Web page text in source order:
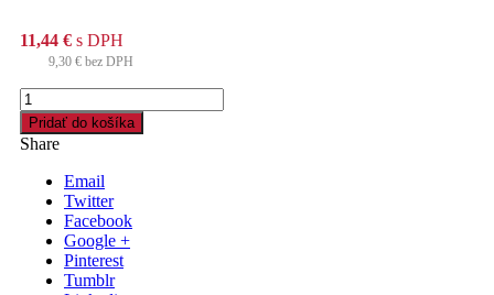
11,44 € s DPH
9,30 € bez DPH
množstvo
Zakrývacia
plachta
3
šedá
Strong
110g/m2
Pridať do košíka
Share
Email
Twitter
Facebook
Google +
Pinterest
Tumblr